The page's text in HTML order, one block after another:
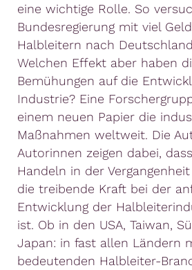
eine wichtige Rolle. So
Bundesregierung mit viel
Halbleitern nach
Welchen Effekt aber haben
Bemühungen auf die
Industrie? Eine
einem neuen Papier die
Maßnahmen weltweit. Die
Autorinnen zeigen dabei,
Handeln in der
die treibende Kraft bei der
Entwicklung der
ist. Ob in den USA, Taiwan,
Japan: in fast allen Ländern
bedeutenden Halbleiter-